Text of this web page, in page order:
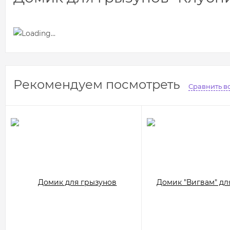
Рекомендуем посмотреть Сравнить